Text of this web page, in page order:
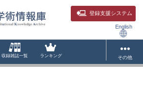
登録支援システム
English
収録雑誌一覧 ランキング その他